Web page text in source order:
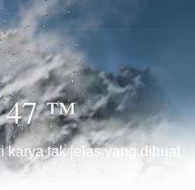
47 ™
karya tak jelas yang dibuat